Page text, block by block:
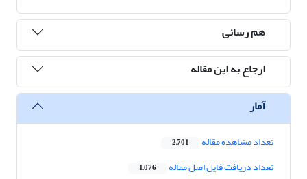
هم رسانی
ارجاع به این مقاله
آمار
تعداد مشاهده مقاله 2,701
تعداد دریافت فایل اصل مقاله 1,076